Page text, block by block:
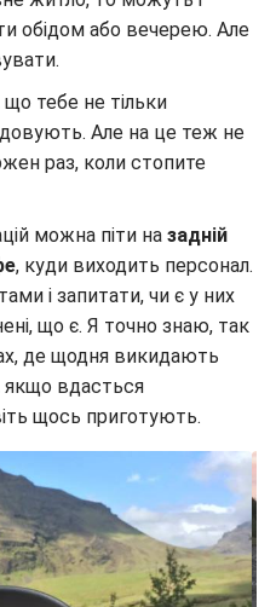
обідом або вечерею. Але
тебе не тільки
Але на це теж не
раз, коли стопите
можна піти на задній
, куди виходить персонал.
і запитати, чи є у них
що є. Я точно знаю, так
де щодня викидають
якщо вдасться
щось приготують.